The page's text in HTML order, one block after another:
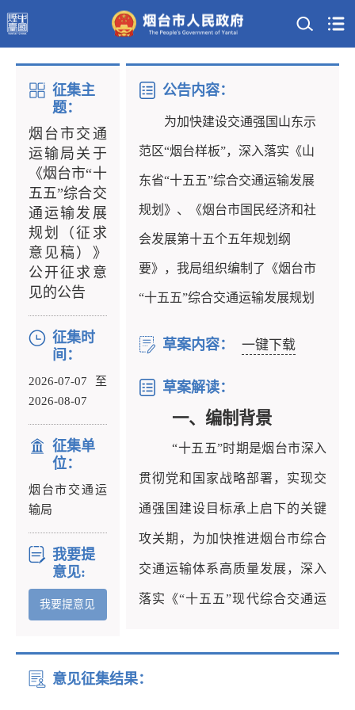
征集主
题：
烟台市交通
运输局关于
《烟台市“十
五五”综合交
通运输发展
规划（征求
意见稿）》
公开征求意
见的公告
征集时
间：
2026-07-07 至
2026-08-07
征集单
位：
烟台市交通运
输局
我要提
意见:
我要提意见
公告内容：
为加快建设交通强国山东示
范区“烟台样板”， 深入落实《山
东省“十五五”综合交通运输发展
规划》、《烟台市国民经济和社
会发展第十五个五年规划纲
要》， 我局组织编制了《烟台市
“十五五”综合交通运输发展规划
公开征求意见。公众可以通过以
下途径和方式提出意见：
一、电子邮件：
ytjtghk@yt.shandong.cn。
二、信函：寄送至烟台市交通
运输局综合规划科，地址：烟台
市芝罘区环山路196号，邮编：
264000。请在信封右上角注明“ 烟
台市‘十五五’综合交通运输发展规
草案内容： 一键下载
草案解读：
一、编制背景
“十五五”时期是烟台市深入
贯彻党和国家战略部署，实现交
通强国建设目标承上启下的关键
攻关期，为加快推进烟台市综合
交通运输体系高质量发展，深入
落实《“十五五”现代综合交通运
五”综合交通运输发展规划》《烟
意见征集结果：